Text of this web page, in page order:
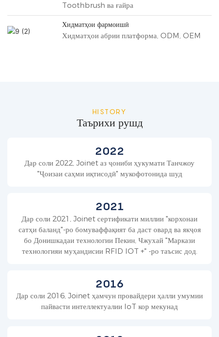
Toothbrush ва ғайра
Хидматҳои фармоишӣ
Хидматҳои абрии платформа, ODM, OEM
HISTORY
Таърихи рушд
2022
Дар соли 2022, Joinet аз ҷониби ҳукумати Танчжоу
"Ҷоизаи саҳми иқтисодӣ" мукофотонида шуд
2021
Дар соли 2021, Joinet сертификати миллии "корхонаи
сатҳи баланд"-ро бомуваффақият ба даст овард ва якҷоя
бо Донишкадаи технологии Пекин, Чжухай "Маркази
технологияи муҳандисии RFID IOT +" -ро таъсис дод.
2016
Дар соли 2016, Joinet ҳамчун провайдери ҳалли умумии
пайвасти интеллектуалии IoT кор мекунад